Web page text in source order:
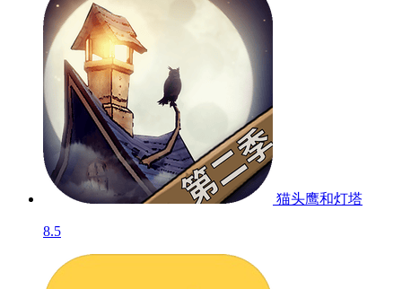
猫头鹰和灯塔
8.5